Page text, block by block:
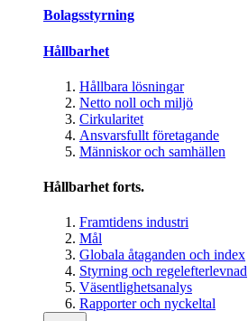
Bolagsstyrning
Hållbarhet
Hållbara lösningar
Netto noll och miljö
Cirkularitet
Ansvarsfullt företagande
Människor och samhällen
Hållbarhet forts.
Framtidens industri
Mål
Globala åtaganden och index
Styrning och regelefterlevnad
Väsentlighetsanalys
Rapporter och nyckeltal